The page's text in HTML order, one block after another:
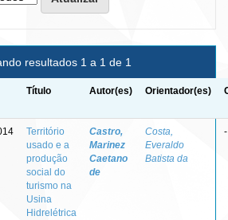
resultados 1 a 1 de 1
Título Autor(es) Orientador(es)
Território
usado e a
produção
social do
turismo na
Usina
Hidrelétrica
Castro,
Marinez
Caetano
de
Costa,
Everaldo
Batista da
-